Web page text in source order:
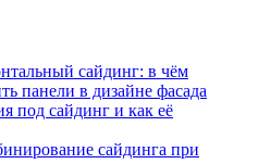
сайдинг: в чём
панели в дизайне фасада
под сайдинг и как её
сайдинга при